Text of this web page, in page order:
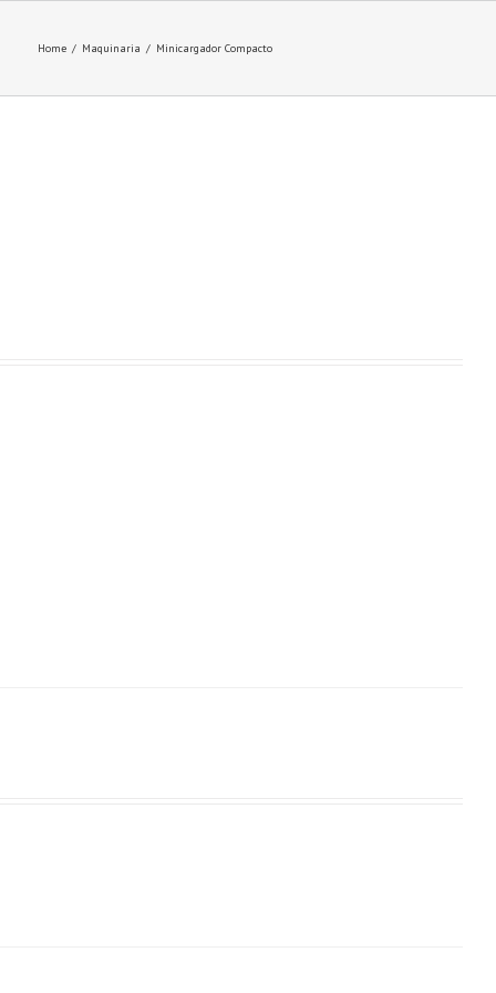
Home / Maquinaria / Minicargador Compacto